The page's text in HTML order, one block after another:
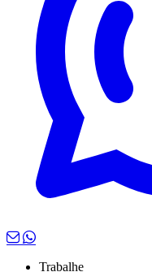
Trabalhe